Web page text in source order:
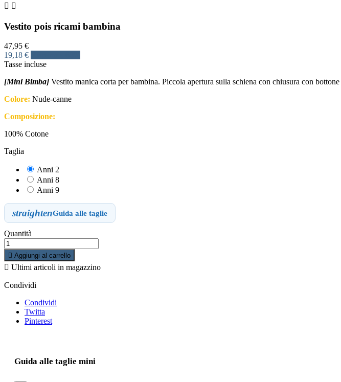
 
Vestito pois ricami bambina
47,95 €
19,18 €
Tasse incluse
[Mini Bimba] Vestito manica corta per bambina. Piccola apertura sulla schiena con chiusura con
Colore: Nude-canne
Composizione:
100% Cotone
Taglia
Anni 2
Anni 8
Anni 9
straightenGuida alle taglie
Quantità
 Aggiungi al carrello
 Ultimi articoli in magazzino
Condividi
Condividi
Twitta
Pinterest
Guida alle taglie mini